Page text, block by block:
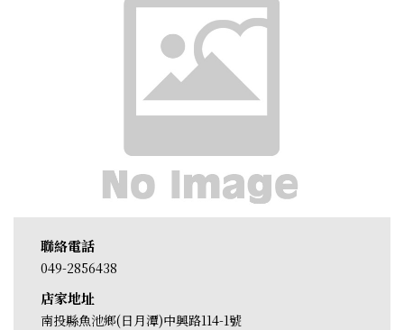
聯絡電話
049-2856438
店家地址
南投縣魚池鄉(日月潭)中興路114-1號